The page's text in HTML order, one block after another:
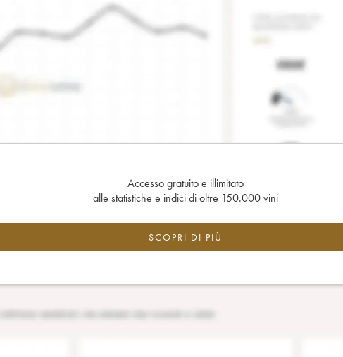
Accesso gratuito e illimitato
alle statistiche e indici di oltre 150.000 vini
SCOPRI DI PIÙ